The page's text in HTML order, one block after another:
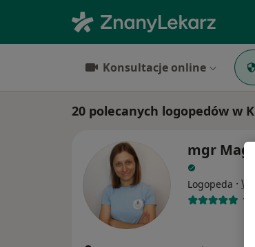
Konsultacje online
20 polecanych logopedów w
mgr
Logopeda ·